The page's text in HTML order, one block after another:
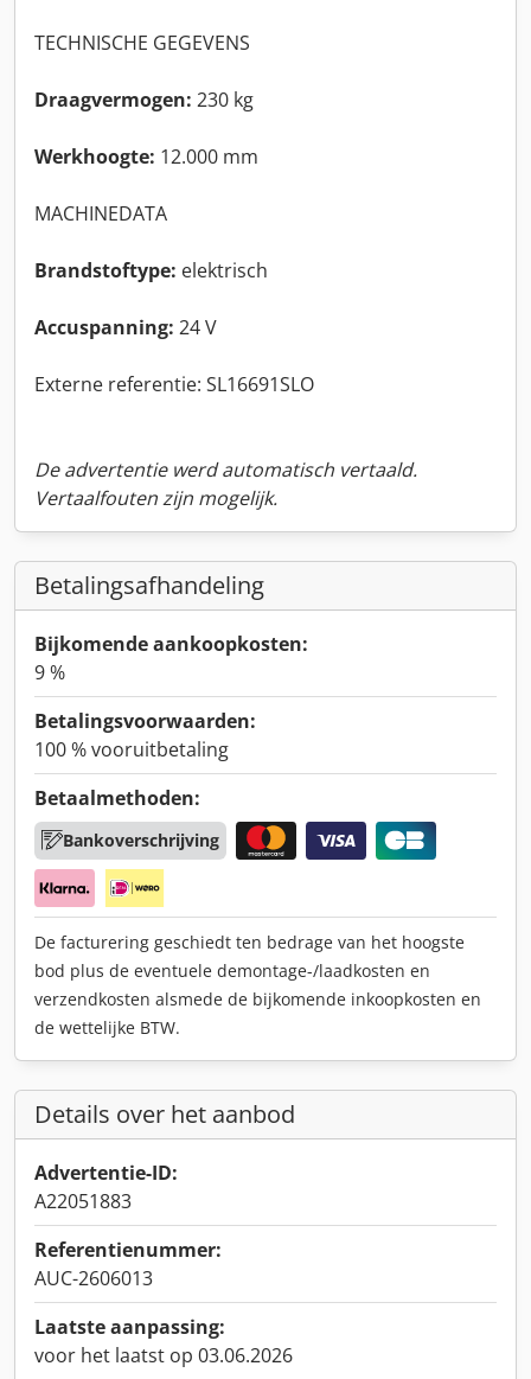
TECHNISCHE GEGEVENS
Draagvermogen: 230 kg
Werkhoogte: 12.000 mm
MACHINEDATA
Brandstoftype: elektrisch
Accuspanning: 24 V
Externe referentie: SL16691SLO
De advertentie werd automatisch vertaald.
Vertaalfouten zijn mogelijk.
Betalingsafhandeling
Bijkomende aankoopkosten:
9 %
Betalingsvoorwaarden:
100 % vooruitbetaling
Betaalmethoden:
Bankoverschrijving
De facturering geschiedt ten bedrage van het hoogste
bod plus de eventuele demontage-/laadkosten en
verzendkosten alsmede de bijkomende inkoopkosten en
de wettelijke BTW.
Details over het aanbod
Advertentie-ID:
A22051883
Referentienummer:
AUC-2606013
Laatste aanpassing:
voor het laatst op 03.06.2026